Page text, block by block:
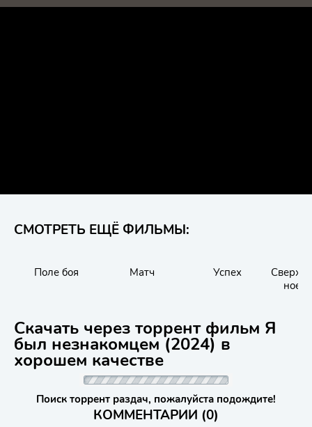
СМОТРЕТЬ ЕЩЁ ФИЛЬМЫ:
Поле боя Матч Успех
ное.
Скачать через торрент фильм Я
был незнакомцем (2024) в
хорошем качестве
Поиск торрент раздач, пожалуйста подождите!
КОММЕНТАРИИ (0)